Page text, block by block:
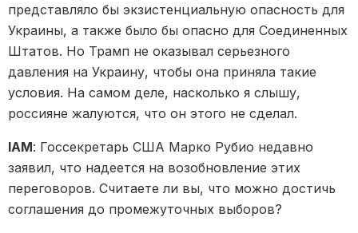
представляло бы экзистенциальную опасность для
Украины, а также было бы опасно для Соединенных
Штатов. Но Трамп не оказывал серьезного
давления на Украину, чтобы она приняла такие
условия. На самом деле, насколько я слышу,
россияне жалуются, что он этого не сделал.
IAM: Госсекретарь США Марко Рубио недавно
заявил, что надеется на возобновление этих
переговоров. Считаете ли вы, что можно достичь
соглашения до промежуточных выборов?